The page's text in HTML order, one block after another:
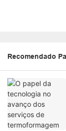
Recomendado